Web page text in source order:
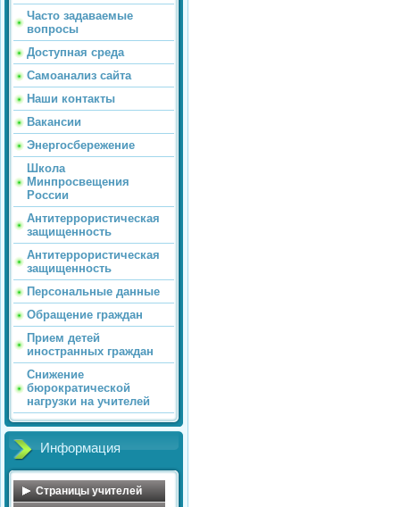
Часто задаваемые
вопросы
Доступная среда
Самоанализ сайта
Наши контакты
Вакансии
Энергосбережение
Школа
Минпросвещения
России
Антитеррористическая
защищенность
Антитеррористическая
защищенность
Персональные данные
Обращение граждан
Прием детей
иностранных граждан
Снижение
бюрократической
нагрузки на учителей
Информация
Страницы учителей